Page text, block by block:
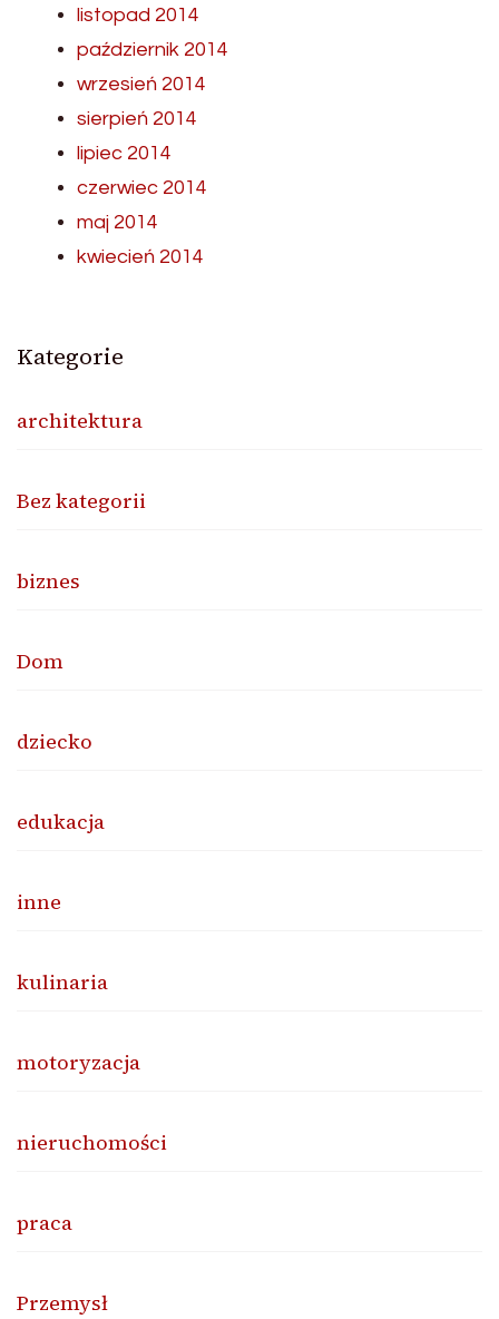
listopad 2014
październik 2014
wrzesień 2014
sierpień 2014
lipiec 2014
czerwiec 2014
maj 2014
kwiecień 2014
Kategorie
architektura
Bez kategorii
biznes
Dom
dziecko
edukacja
inne
kulinaria
motoryzacja
nieruchomości
praca
Przemysł